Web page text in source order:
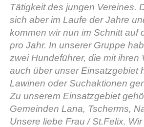
Tätigkeit des jungen Vereines.
sich aber im Laufe der Jahre
kommen wir nun im Schnitt auf
pro Jahr. In unserer Gruppe
zwei Hundeführer, die mit ihren
auch über unser Einsatzgebiet
Lawinen oder Suchaktionen
Zu unserem Einsatzgebiet
Gemeinden Lana, Tscherms,
Unsere liebe Frau / St.Felix.